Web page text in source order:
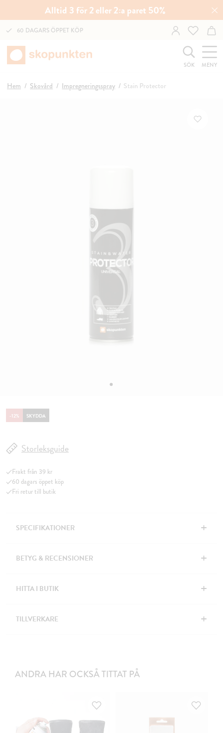
Alltid 3 för 2 eller 2:a paret 50%
60 DAGARS ÖPPET KÖP
SÖK MENY
Hem Skovård Impregneringsspray Stain Protector
-12% SKYDDA
Storleksguide
Frakt från 39 kr
60 dagars öppet köp
Fri retur till butik
SPECIFIKATIONER +
BETYG & RECENSIONER +
HITTA I BUTIK +
TILLVERKARE +
ANDRA HAR OCKSÅ TITTAT PÅ